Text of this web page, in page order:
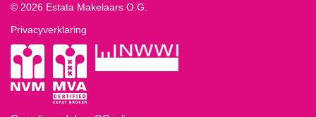
© 2026 Estata Makelaars O.G.
Privacyverklaring